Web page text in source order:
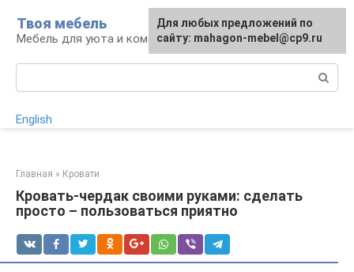
контенту
Твоя мебель
Мебель для уюта и комфорта
English
Главная » Кровати
Кровать-чердак своими руками: сделать
просто – пользоваться приятно
Для любых предложений по
сайту: mahagon-mebel@cp9.ru
Для любых предложений по
сайту: mahagon-mebel@cp9.ru